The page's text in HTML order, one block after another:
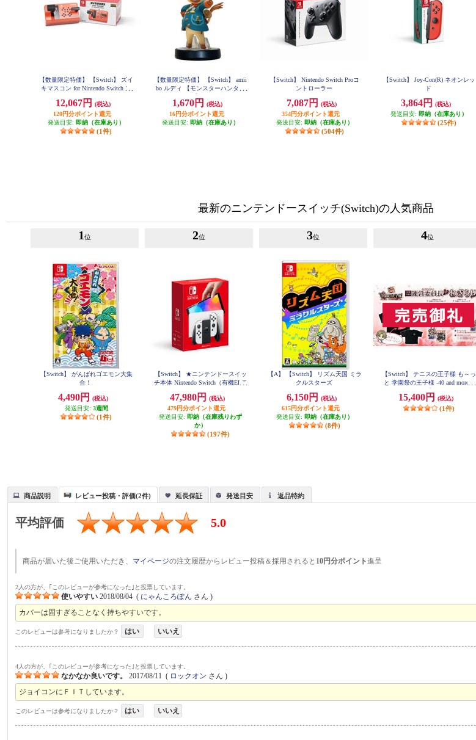
【数量限定特価】 【Switch】 ズイ
キマスコン for Nintendo Switch レ
12,067円
(税込)
120円分ポイント還元
発送目安: 即納（在庫あり）
(1件)
【数量限定特価】 【Switch】 amii
bo ルディ 【モンスターハンター
ンターシリーズ）
1,670円
(税込)
16円分ポイント還元
発送目安: 即納（在庫あり）
【Switch】 Nintendo Switch Proコ
ントローラー
7,087円
(税込)
354円分ポイント還元
発送目安: 即納（在庫あり）
(504件)
【Switch】 Joy-Con(R) ネオンレッ
ド
3,864円
(税込)
発送目安: 即納（在庫あり）
(25件)
最新のニンテンドースイッチ(Switch)の人気商品
1 位
【Switch】 がんばれゴエモン大集
合！
4,490円
(税込)
発送目安: 3週間
(1件)
2位
【Switch】 ★ニンテンドースイッ
チ本体 Nintendo Switch（有機ELモ
47,980円
(税込)
479円分ポイント還元
発送目安: 即納（在庫残りわず
か）
(197件)
3位
【A】 【Switch】 リズム天国 ミラ
クルスターズ
6,150円
(税込)
615円分ポイント還元
発送目安: 即納（在庫あり）
(8件)
4位
【Switch】 テニスの王子様 も～っ
と 学園祭の王子様 -40 and more...
らいエディション
15,400円 (税込)
(1件)
商品説明 レビュー投稿・評価(2件) 延長保証 発送目安 返品特約
平均評価 5.0
商品が届いた後ご使用いただき、 マイページの注文履歴からレビュー投稿＆採用されると 10円分ポイント進呈
2人の方が、｢このレビューが参考になった｣と投票しています。
使いやすい 2018/08/04 ( にゃんころぽん さん )
カバーは固すぎることなく持ちやすいです。
このレビューは参考になりましたか？ はい いいえ
4人の方が、｢このレビューが参考になった｣と投票しています。
なかなか良いです。 2017/08/11 ( ロックオン さん )
ジョイコンにＦＩＴしています。
このレビューは参考になりましたか？ はい いいえ